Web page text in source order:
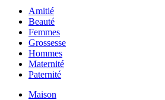
Amitié
Beauté
Femmes
Grossesse
Hommes
Maternité
Paternité
Maison